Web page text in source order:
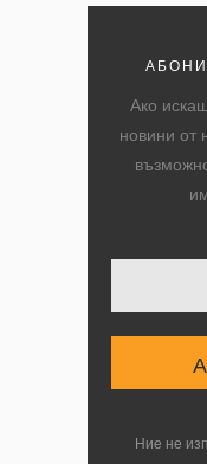
Ако
новини от
Ние не